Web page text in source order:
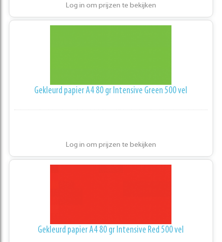
Log in om prijzen te bekijken
Gekleurd papier A4 80 gr Intensive Green 500 vel
Log in om prijzen te bekijken
Gekleurd papier A4 80 gr Intensive Red 500 vel